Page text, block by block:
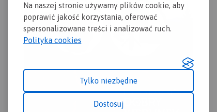
Na naszej stronie używamy plików cookie, aby
poprawić jakość korzystania, oferować
spersonalizowane treści i analizować ruch.
Polityka cookies
Tylko niezbędne
Dostosuj
MAPA TURYSTYCZNA W
APLIKACJI TRASEO
Mapa turystyczna "Puszcza
Kozienickiej, na granicy